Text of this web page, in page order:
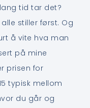
tid tar det?
stiller først. Og
å vite hva man
på mine
prisen for
typisk mellom
du går og